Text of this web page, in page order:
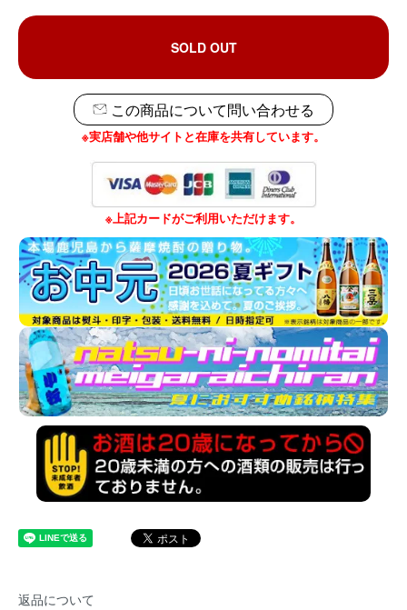
SOLD OUT
この商品について問い合わせる
※実店舗や他サイトと在庫を共有しています。
※上記カードがご利用いただけます。
返品について